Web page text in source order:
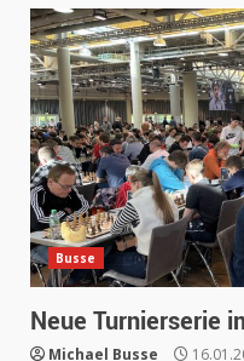
Busse
Neue Turnierserie
Michael Busse